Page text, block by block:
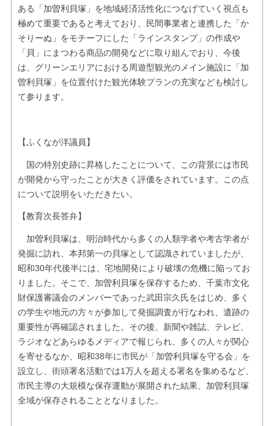
ある「加曽利貝塚」を地域経済活性化につなげていく視点も
極めて重要であると考えており、民間事業者と連携した「か
そりーぬ」をモチーフにした「ラインスタンプ」の作成や
「貝」にまつわる商品の開発などに取り組んでおり、今後
は、グリーンエリアにおける周遊型観光のメイン施設に「加
曽利貝塚」を位置付けた観光体験プランの充実なども検討し
て参ります。
【ふくなが洋議員】
国の特別史跡に昇格したことについて、この背景には市民
が開発から守ったことが大きく評価をされています。この点
について説明をいただきたい。
【教育次長答弁】
加曽利貝塚は、明治時代から多くの人類学者や考古学者が
発掘に訪れ、本邦第一の貝塚として認識されていましたが、
昭和30年代後半には、宅地開発により破壊の危機に陥ってお
りました。そこで、加曽利貝塚を保存するため、千葉市文化
財保護審議会のメンバーであった武田宗久氏をはじめ、多く
の学生や地元の方々が参加して発掘調査が行なわれ、遺跡の
重要性が再確認されました。その後、新聞や雑誌、テレビ、
ラジオなどあらゆるメディアで報じられ、多くの人々が関心
を寄せるなか、昭和38年に市民が「加曽利貝塚を守る会」を
設立し、街頭署名活動では1万人を超える署名を集めるなど、
市民主導の大規模な保存運動が展開された結果、加曽利貝塚
全域が保存されることとなりました。